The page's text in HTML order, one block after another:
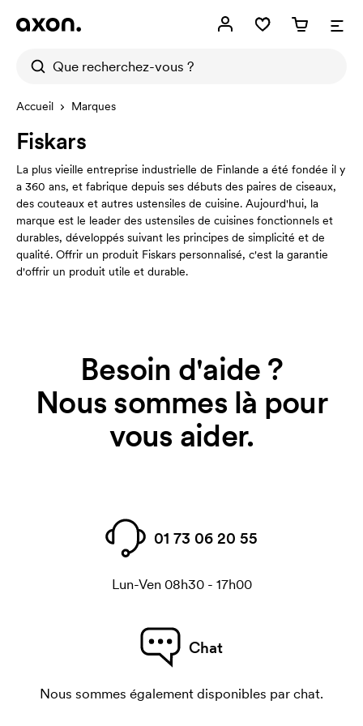
Accueil Marques
Fiskars
La plus vieille entreprise industrielle de Finlande a été fondée il y
a 360 ans, et fabrique depuis ses débuts des paires de ciseaux,
des couteaux et autres ustensiles de cuisine. Aujourd'hui, la
marque est le leader des ustensiles de cuisines fonctionnels et
durables, développés suivant les principes de simplicité et de
qualité. Offrir un produit Fiskars personnalisé, c'est la garantie
d'offrir un produit utile et durable.
Besoin d'aide ?
Nous sommes là pour
vous aider.
01 73 06 20 55
Lun-Ven 08h30 - 17h00
Chat
Nous sommes également disponibles par chat.